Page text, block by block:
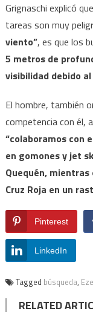
Grignaschi explicó
tareas son muy
viento”, es que los
5 metros de
visibilidad debido
El hombre, también
competencia con él,
“colaboramos con
en gomones y jet
Quequén,
Cruz Roja en un
Pinterest
LinkedIn
Tagged búsqueda,
RELATED